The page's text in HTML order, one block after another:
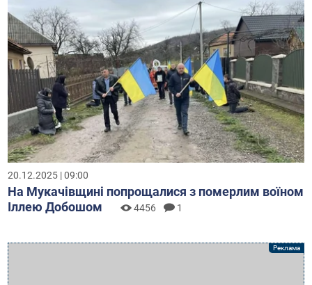
20.12.2025 | 09:00
На Мукачівщині попрощалися з померлим воїном
Іллею Добошом
4456 1